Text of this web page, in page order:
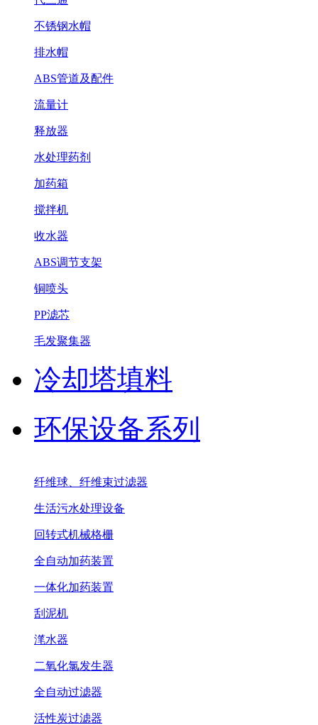
不锈钢水帽
排水帽
ABS管道及配件
流量计
释放器
水处理药剂
加药箱
搅拌机
收水器
ABS调节支架
铜喷头
PP滤芯
毛发聚集器
冷却塔填料
环保设备系列
纤维球、纤维束过滤器
生活污水处理设备
回转式机械格栅
全自动加药装置
一体化加药装置
刮泥机
滗水器
二氧化氯发生器
全自动过滤器
活性炭过滤器